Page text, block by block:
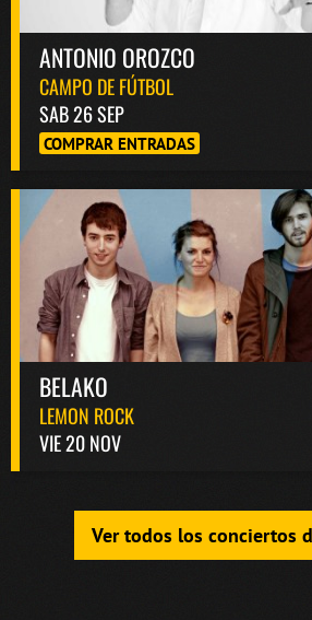
ANTONIO OROZCO
CAMPO DE FÚTBOL
SAB 26 SEP
COMPRAR ENTRADAS
BELAKO
LEMON ROCK
VIE 20 NOV
Ver todos los conciertos